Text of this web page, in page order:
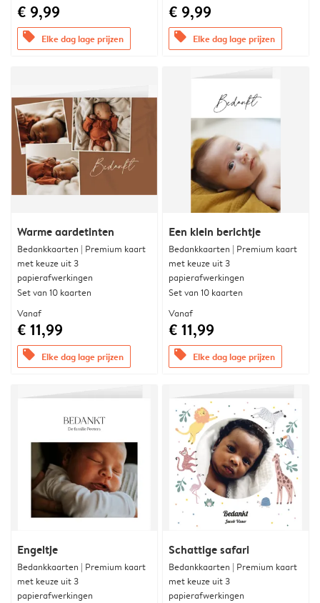
€ 9,99
offers Elke dag lage prijzen
€ 9,99
offers Elke dag lage prijzen
Warme aardetinten
Bedankkaarten | Premium kaart
met keuze uit 3
papierafwerkingen
Set van 10 kaarten
Vanaf
€ 11,99
offers Elke dag lage prijzen
Een klein berichtje
Bedankkaarten | Premium kaart
met keuze uit 3
papierafwerkingen
Set van 10 kaarten
Vanaf
€ 11,99
offers Elke dag lage prijzen
Engeltje
Bedankkaarten | Premium kaart
met keuze uit 3
papierafwerkingen
Schattige safari
Bedankkaarten | Premium kaart
met keuze uit 3
papierafwerkingen